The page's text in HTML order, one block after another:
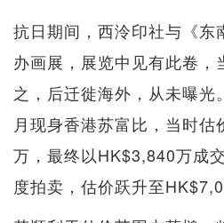
抗日期间，西泠印社与《东
办画展，展览中见有此卷，
之，后迁徙海外，从未曝
月现身香港苏富比，当时
万，最终以HK$3,840万成
度拍卖，估价跃升至